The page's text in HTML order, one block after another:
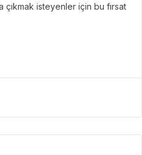
isteyenler için bu fırsat